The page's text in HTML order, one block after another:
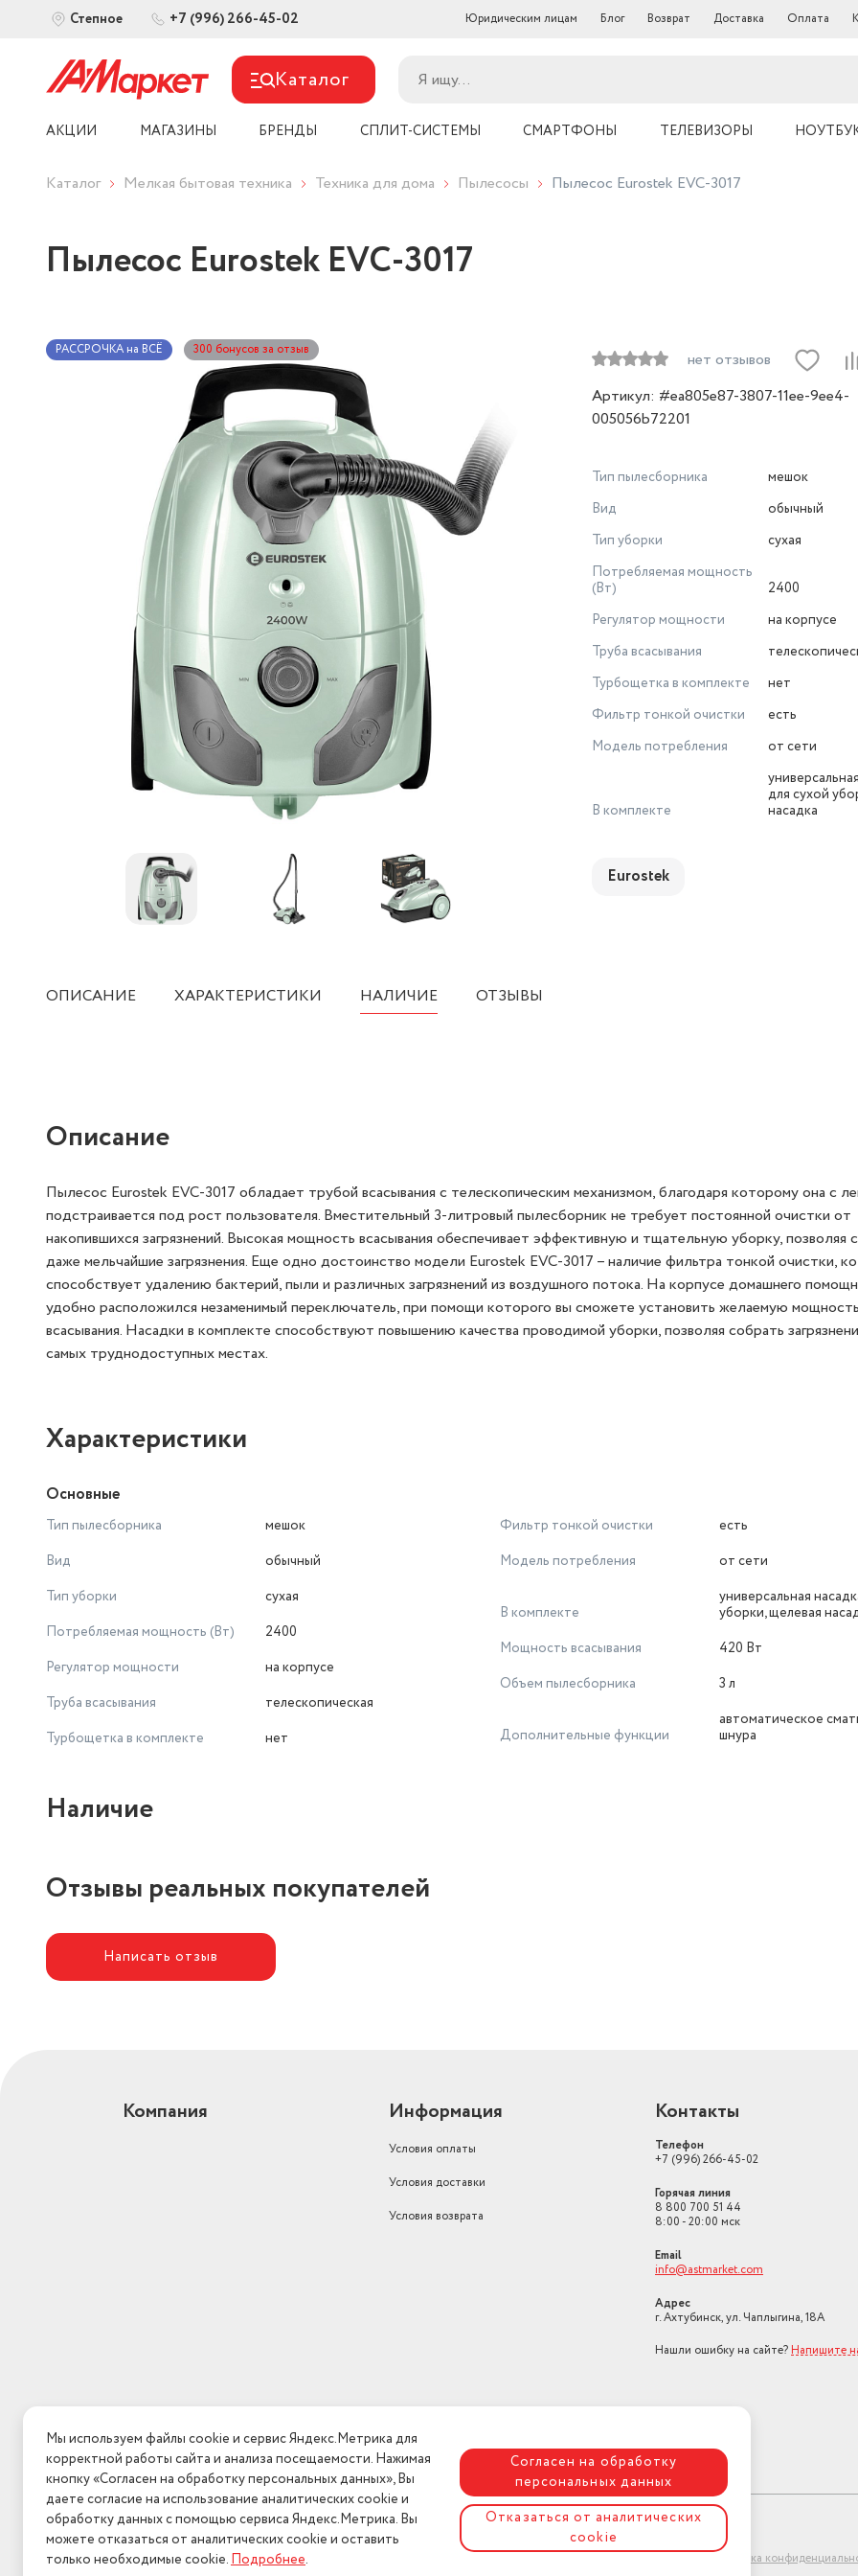
Степное +7 (996) 266-45-02 Юридическим лицам Блог Возврат Доставка Оплата
Каталог
АКЦИИ МАГАЗИНЫ БРЕНДЫ СПЛИТ-СИСТЕМЫ СМАРТФОНЫ ТЕЛЕВИЗОРЫ
Каталог Мелкая бытовая техника Техника для дома Пылесосы Пылесос Eurostek EVC-3017
Пылесос Eurostek EVC-3017
РАССРОЧКА на ВСЁ 300 бонусов за отзыв
нет отзывов
Артикул: #ea805e87-3807-11ee-9ee4-
005056b72201
Тип пылесборника
мешок
Вид
обычный
Тип уборки
сухая
Потребляемая мощность
(Вт)
2400
Регулятор мощности
на корпусе
Труба всасывания
Турбощетка в комплекте
нет
Фильтр тонкой очистки
есть
Модель потребления
от сети
В комплекте
для сухой
насадка
Eurostek
ОПИСАНИЕ ХАРАКТЕРИСТИКИ НАЛИЧИЕ ОТЗЫВЫ
Описание
Пылесос Eurostek EVC-3017 обладает трубой всасывания с телескопическим механизмом, благодаря которому она с
подстраивается под рост пользователя. Вместительный 3-литровый пылесборник не требует постоянной очистки от
накопившихся загрязнений. Высокая мощность всасывания обеспечивает эффективную и тщательную уборку, позволяя
даже мельчайшие загрязнения. Еще одно достоинство модели Eurostek EVC-3017 – наличие фильтра тонкой очистки,
способствует удалению бактерий, пыли и различных загрязнений из воздушного потока. На корпусе домашнего
удобно расположился незаменимый переключатель, при помощи которого вы сможете установить желаемую мощность
всасывания. Насадки в комплекте способствуют повышению качества проводимой уборки, позволяя собрать
самых труднодоступных местах.
Характеристики
Основные
Тип пылесборника
мешок
Вид
обычный
Тип уборки
сухая
Потребляемая мощность (Вт)
2400
Регулятор мощности
на корпусе
Труба всасывания
телескопическая
Турбощетка в комплекте
нет
Фильтр тонкой очистки
есть
Модель потребления
от сети
В комплекте
универсальная
уборки, щелевая
Мощность всасывания
420 Вт
Объем пылесборника
3 л
Дополнительные функции
автоматическое
шнура
Наличие
Отзывы реальных покупателей
Написать отзыв
Компания Информация
Условия оплаты
Условия доставки
Условия возврата
Контакты
Телефон
+7 (996) 266-45-02
Горячая линия
8 800 700 51 44
8:00 - 20:00 мск
Email
info@astmarket.com
Адрес
г. Ахтубинск, ул. Чаплыгина, 18А
Нашли ошибку на сайте? Напишите
Политика
Мы используем файлы cookie и сервис Яндекс.Метрика для
корректной работы сайта и анализа посещаемости. Нажимая
кнопку «Согласен на обработку персональных данных», Вы
даете согласие на использование аналитических cookie и
обработку данных с помощью сервиса Яндекс.Метрика. Вы
можете отказаться от аналитических cookie и оставить
только необходимые cookie.Подробнее.
Согласен на обработку
персональных данных
Отказаться от аналитических
cookie